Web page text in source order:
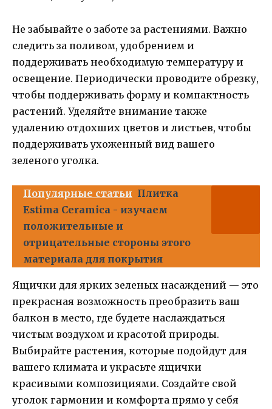
Не забывайте о заботе за растениями. Важно
следить за поливом, удобрением и
поддерживать необходимую температуру и
освещение. Периодически проводите обрезку,
чтобы поддерживать форму и компактность
растений. Уделяйте внимание также
удалению отдохших цветов и листьев, чтобы
поддерживать ухоженный вид вашего
зеленого уголка.
Популярные статьи Плитка
Estima Ceramica - изучаем
положительные и
отрицательные стороны этого
материала для покрытия
Ящички для ярких зеленых насаждений — это
прекрасная возможность преобразить ваш
балкон в место, где будете наслаждаться
чистым воздухом и красотой природы.
Выбирайте растения, которые подойдут для
вашего климата и украсьте ящички
красивыми композициями. Создайте свой
уголок гармонии и комфорта прямо у себя